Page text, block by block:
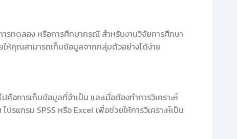
ารทดลอง หรือการศึกษากรณี สำหรับงานวิจัยการศึกษา
ให้คุณสามารถเก็บข้อมูลจากกลุ่มตัวอย่างได้ง่าย
อการเก็บข้อมูลที่จำเป็น และเมื่อต้องทำการวิเคราะห์
ปรแกรม SPSS หรือ Excel เพื่อช่วยให้การวิเคราะห์เป็น